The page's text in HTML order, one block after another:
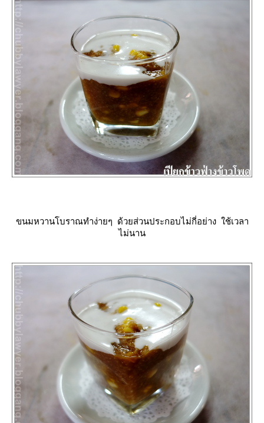
ขนมหวานโบราณทำง่ายๆ ด้วยส่วนประกอบไม่กี่อย่าง ใช้เวลา
ไม่นาน